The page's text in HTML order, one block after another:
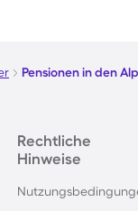
Pensionen in Wien
Pensionen in
Pensionen in den
Rechtliche
Hinweise